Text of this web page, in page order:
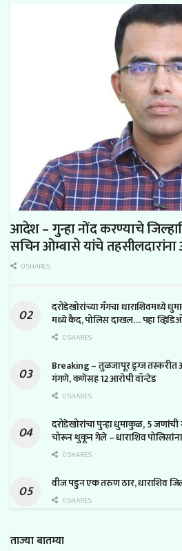
आदेश – गुन्हा नोंद करण्याचे
सचिन ओम्बासे यांचे
0 SHARES
दरोडेखोरांच्या गँगचा धाराशिवमध्ये
मध्ये कैद, पोलिस दाखल… पहा
0 SHARES
Breaking – तुळजापूर ड्रग्ज
गंगणे, कणेसह 12 आरोपी वॉन्टेड
0 SHARES
दरोडेखोरांचा पुन्हा धुमाकुळ, 5
चोरून थुकून गेले – धाराशिव
0 SHARES
वीज पडुन एक तरुण ठार, धाराशिव
0 SHARES
ताज्या बातम्या